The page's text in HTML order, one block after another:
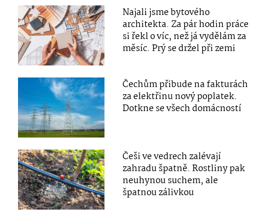
Najali jsme bytového
architekta. Za pár hodin práce
si řekl o víc, než já vydělám za
měsíc. Prý se držel při zemi
Čechům přibude na fakturách
za elektřinu nový poplatek.
Dotkne se všech domácností
Češi ve vedrech zalévají
zahradu špatně. Rostliny pak
neuhynou suchem, ale
špatnou zálivkou